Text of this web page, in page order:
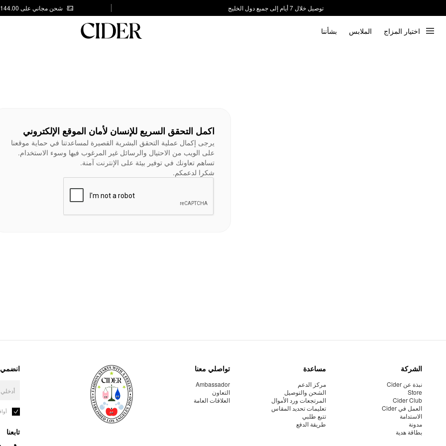
توصيل خلال 7 أيام إلى جميع دول الخليج
شحن مجاني على AED 144.00
اختيار المزاج الملابس بشأننا
اكمل التحقق السريع للإنسان لأمان الموقع الإلكتروني
يرجى إكمال عملية التحقق البشرية القصيرة لمساعدتنا في حماية موقعنا
على الويب من الاحتيال والرسائل غير المرغوب فيها وسوء الاستخدام.
تساهم تعاونك في توفير بيئة على الإنترنت آمنة.
شكرا لدعمكم.
الشركة
نبذة عن Cider
Store
Cider Club
العمل في Cider
الاستدامة
مدونة
بطاقة هدية
مساعدة
مركز الدعم
الشحن والتوصيل
المرتجعات ورد الأموال
تعليمات تحديد المقاس
تتبع طلبي
طريقة الدفع
تواصلي معنا
Ambassador
التعاون
العلاقات العامة
انضمي
تابعنا